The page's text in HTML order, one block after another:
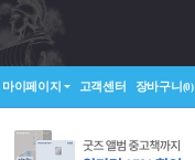
마이페이지 고객센터 장바구니(0)